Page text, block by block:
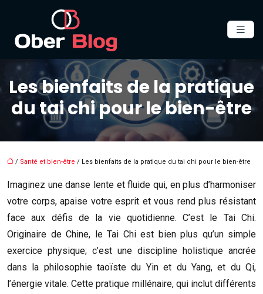
Les bienfaits de la pratique
du tai chi pour le bien-être
/ Santé et bien-être / Les bienfaits de la pratique du tai chi pour le bien-être
Imaginez une danse lente et fluide qui, en plus d’harmoniser
votre corps, apaise votre esprit et vous rend plus résistant
face aux défis de la vie quotidienne. C’est le Tai Chi.
Originaire de Chine, le Tai Chi est bien plus qu’un simple
exercice physique; c’est une discipline holistique ancrée
dans la philosophie taoïste du Yin et du Yang, et du Qi,
l’énergie vitale. Cette pratique millénaire, qui inclut différents